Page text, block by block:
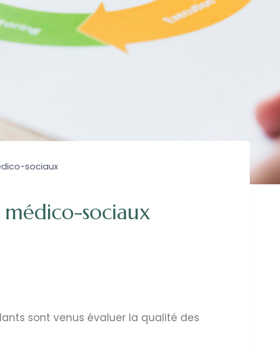
sociaux
médico-sociaux
sont venus évaluer la qualité des